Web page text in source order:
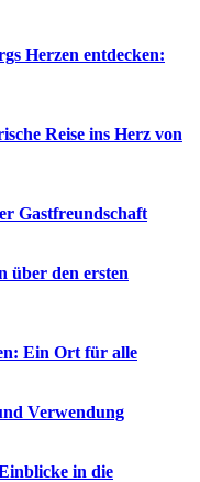
Herzen entdecken:
Reise ins Herz von
Gastfreundschaft
über den ersten
Ein Ort für alle
Verwendung
in die